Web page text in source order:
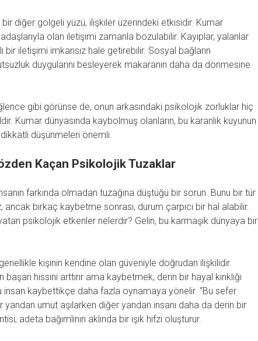
bir diğer gölgeli yüzü, ilişkiler üzerindeki etkisidir. Kumar
olan iletişimi zamanla bozulabilir. Kayıplar, yalanlar
bir iletişimi imkansız hale getirebilir. Sosyal bağların
duygularını besleyerek makaranın daha da dönmesine
gibi görünse de, onun arkasındaki psikolojik zorluklar hiç
Kumar dünyasında kaybolmuş olanların, bu karanlık kuyunun
düşünmeleri önemli.
Kaçan Psikolojik Tuzaklar
farkında olmadan tuzağına düştüğü bir sorun. Bunu bir tür
birkaç kaybetme sonrası, durum çarpıcı bir hal alabilir.
yatan psikolojik etkenler nelerdir? Gelin, bu karmaşık dünyaya bir
genellikle kişinin kendine olan güveniyle doğrudan ilişkilidir.
hissini arttırır ama kaybetmek, derin bir hayal kırıklığı
insan kaybettikçe daha fazla oynamaya yönelir. “Bu sefer
yandan umut aşılarken diğer yandan insanı daha da derin bir
adeta bağımlının aklında bir ışık hifzi oluşturur.